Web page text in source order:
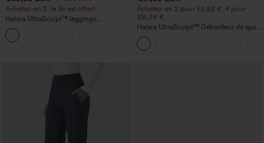
Achetez-en 2, le 3e est offert
Halara UltraSculpt™ leggings
d'entraînement taille haute — fronces
liftantes pour le fessier, maintien gainant
du ventre et poche
Achetez-en 2 pour 52,62 €, 4 pour
105,24 €
Halara UltraSculpt™ Débardeur de sport
à col rond et ourlet arrondi